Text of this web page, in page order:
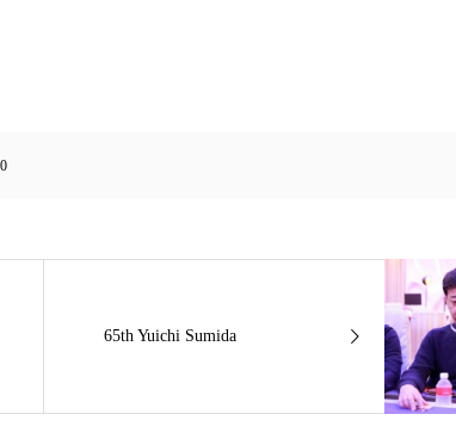
0
65th Yuichi Sumida